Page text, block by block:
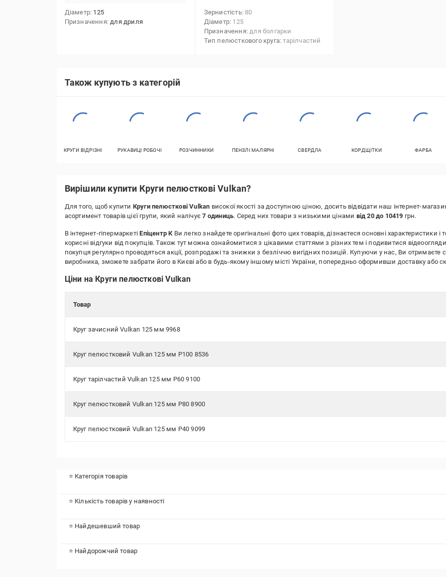
Діаметр 125
Призначення для дриля
Зернистість 80
Діаметр 125
Призначення для болгарки
Тип пелюсткового круга тарілчастий
Також купують з категорій
КРУГИ ВІДРІЗНІ РУКАВИЦІ РОБОЧІ РОЗЧИННИКИ ПЕНЗЛІ МАЛЯРНІ СВЕРДЛА КОРДЩІТКИ ФАРБА
Вирішили купити Круги пелюсткові Vulkan?
Для того, щоб купити Круги пелюсткові Vulkan високої якості за доступною ціною, досить відвідати наш інтернет-
асортимент товарів цієї групи, який налічує7 одиниць. Серед них товари з низькими цінами від 20 до 10419 грн.
В інтернет-гіпермаркетіЕпіцентр КВи легко знайдете оригінальні фото цих товарів, дізнаєтеся основні характеристики і
корисні відгуки від покупців. Також тут можна ознайомитися з цікавими статтями з різних тем і подивитися
покупця регулярно проводяться акції, розпродажі та знижки з безліччю вигідних позицій. Купуючи у нас, Ви отримаєте
виробника, зможете забрати його в Києві або в будь-якому іншому місті України, попередньо оформивши доставку
Ціни на Круги пелюсткові Vulkan
Товар
Круг зачисний Vulkan 125 мм 9968
Круг пелюстковий Vulkan 125 мм P100 8536
Круг тарілчастий Vulkan 125 мм P60 9100
Круг пелюстковий Vulkan 125 мм P80 8900
Круг пелюстковий Vulkan 125 мм P40 9099
⭐ Категорія товарів
⭐ Кількість товарів у наявності
⭐ Найдешевший товар
⭐ Найдорожчий товар